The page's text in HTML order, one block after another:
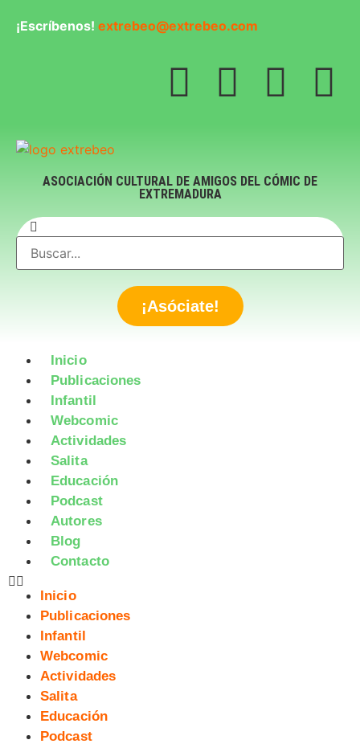
¡Escríbenos! extrebeo@extrebeo.com
ASOCIACIÓN CULTURAL DE AMIGOS DEL CÓMIC DE
EXTREMADURA
¡Asóciate!
Inicio
Publicaciones
Infantil
Webcomic
Actividades
Salita
Educación
Podcast
Autores
Blog
Contacto
Inicio
Publicaciones
Infantil
Webcomic
Actividades
Salita
Educación
Podcast